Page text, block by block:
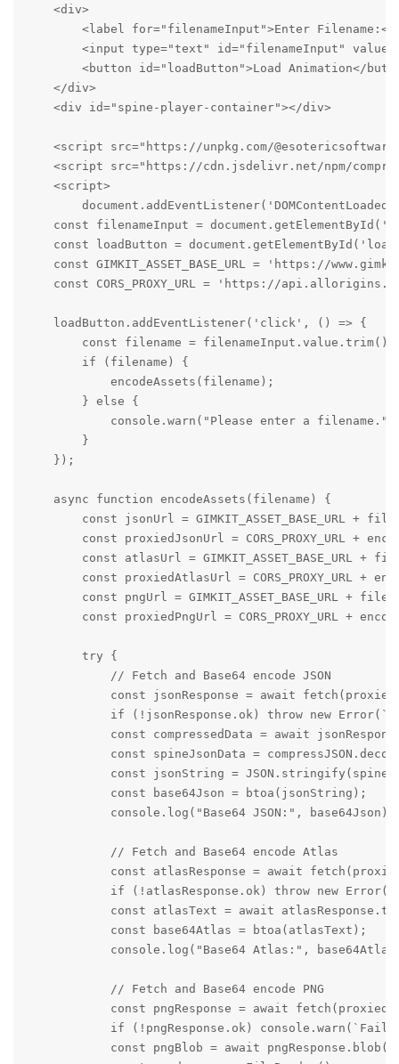
    <div>
<label for="filenameInput">Enter Filename:</
<input type="text" id="filenameInput"
<button id="loadButton">Load Animation</
    </div>
    <div id="spine-player-container"></div>
<script src="https://unpkg.com/
<script src="https://cdn.jsdelivr.net/npm/
    <script>
const filenameInput =
const loadButton =
const GIMKIT_ASSET_BASE_URL = 'https://
const CORS_PROXY_URL = 'https://
    loadButton.addEventListener('click', () => {
        const filename = filenameInput.value.trim();
        if (filename) {
            encodeAssets(filename);
        } else {
console.warn("Please enter a
        }
    });
    async function encodeAssets(filename) {
const jsonUrl = GIMKIT_ASSET_BASE_URL +
const proxiedJsonUrl = CORS_PROXY_URL +
const atlasUrl = GIMKIT_ASSET_BASE_URL +
const proxiedAtlasUrl = CORS_PROXY_URL +
const pngUrl = GIMKIT_ASSET_BASE_URL +
const proxiedPngUrl = CORS_PROXY_URL +
        try {
            // Fetch and Base64 encode JSON
const jsonResponse = await
if (!jsonResponse.ok) throw new
const compressedData = await
const spineJsonData =
const jsonString =
            const base64Json = btoa(jsonString);
            console.log("Base64 JSON:", base64Json);
            // Fetch and Base64 encode Atlas
const atlasResponse = await
if (!atlasResponse.ok) throw new
const atlasText = await
            const base64Atlas = btoa(atlasText);
console.log("Base64 Atlas:",
            // Fetch and Base64 encode PNG
const pngResponse = await
if (!pngResponse.ok)
const pngBlob = await